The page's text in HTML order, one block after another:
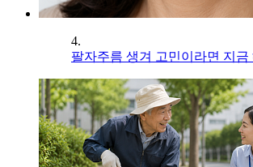
4.
팔자주름 생겨 고민이라면 지금